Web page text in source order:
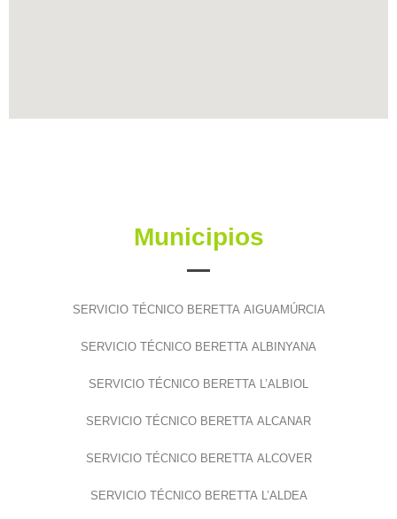
Municipios
SERVICIO TÉCNICO BERETTA AIGUAMÚRCIA
SERVICIO TÉCNICO BERETTA ALBINYANA
SERVICIO TÉCNICO BERETTA L’ALBIOL
SERVICIO TÉCNICO BERETTA ALCANAR
SERVICIO TÉCNICO BERETTA ALCOVER
SERVICIO TÉCNICO BERETTA L’ALDEA